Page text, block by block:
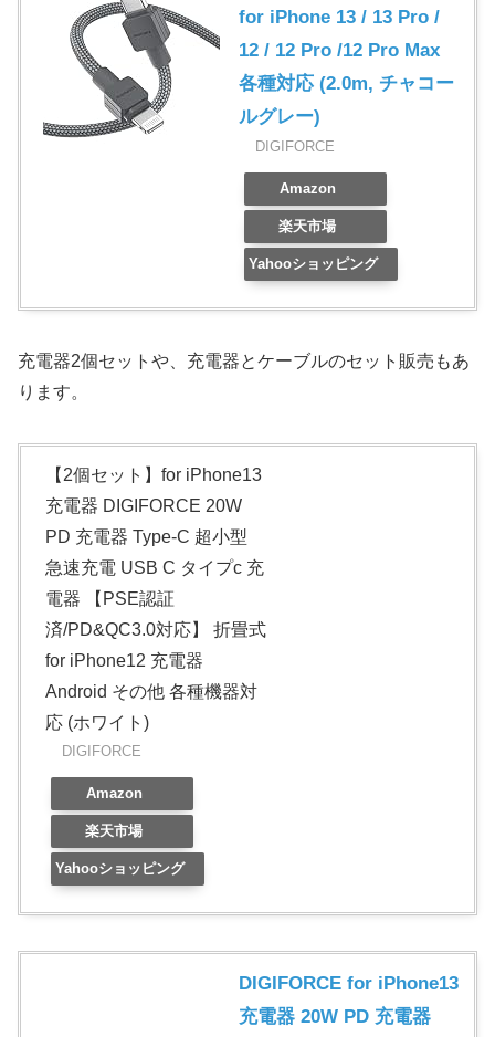
for iPhone 13 / 13 Pro /
12 / 12 Pro /12 Pro Max
各種対応 (2.0m, チャコー
ルグレー)
DIGIFORCE
Amazon
楽天市場
Yahooショッピング
充電器2個セットや、充電器とケーブルのセット販売もあ
ります。
【2個セット】for iPhone13
充電器 DIGIFORCE 20W
PD 充電器 Type-C 超小型
急速充電 USB C タイプc 充
電器 【PSE認証
済/PD&QC3.0対応】 折畳式
for iPhone12 充電器
Android その他 各種機器対
応 (ホワイト)
DIGIFORCE
Amazon
楽天市場
Yahooショッピング
DIGIFORCE for iPhone13
充電器 20W PD 充電器